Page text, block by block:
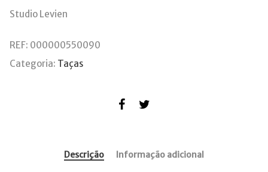
Studio Levien
REF: 000000550090
Categoria: Taças
Descrição Informação adicional